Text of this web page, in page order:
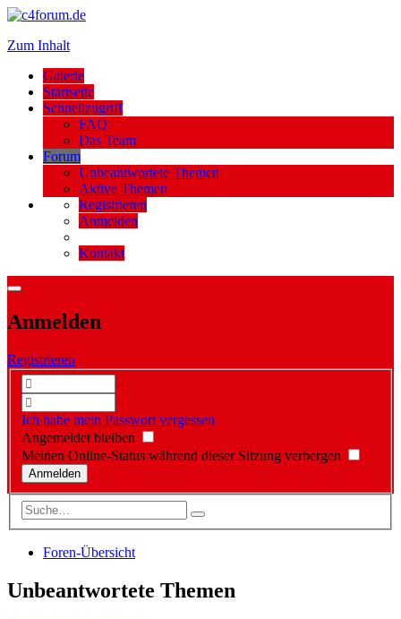
Zum Inhalt
Galerie
Startseite
Schnellzugriff
FAQ
Das Team
Forum
Unbeantwortete Themen
Aktive Themen
Registrieren
Anmelden
Kontakt
Anmelden
Registrieren
Ich habe mein Passwort vergessen
Angemeldet bleiben
Meinen Online-Status während dieser Sitzung verbergen
Foren-Übersicht
Unbeantwortete Themen